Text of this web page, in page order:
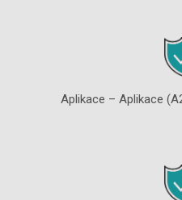
Aplikace – Aplikace